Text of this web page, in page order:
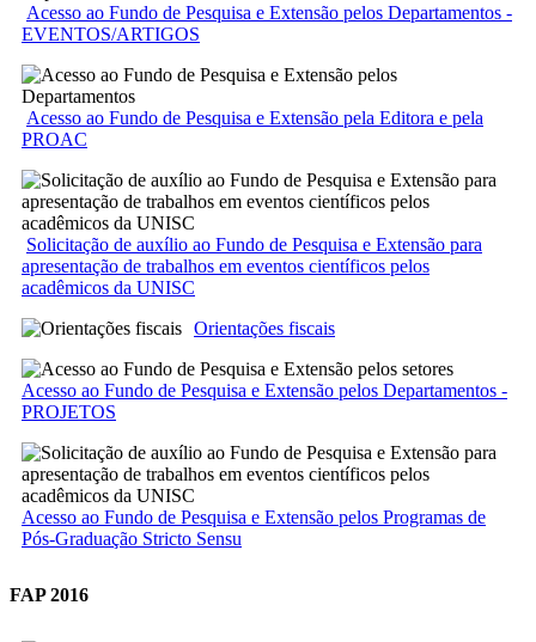
Acesso ao Fundo de Pesquisa e Extensão pelos Departamentos -
EVENTOS/ARTIGOS
Acesso ao Fundo de Pesquisa e Extensão pela Editora e pela
PROAC
Solicitação de auxílio ao Fundo de Pesquisa e Extensão para
apresentação de trabalhos em eventos científicos pelos
acadêmicos da UNISC
Orientações fiscais
Acesso ao Fundo de Pesquisa e Extensão pelos Departamentos -
PROJETOS
Acesso ao Fundo de Pesquisa e Extensão pelos Programas de
Pós-Graduação Stricto Sensu
FAP 2016